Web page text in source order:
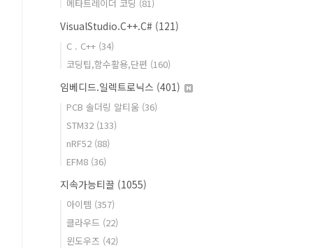
메타트레이더 코딩 (81)
VisualStudio.C++.C# (121)
C . C++ (34)
코딩팁,함수활용,단편 (160)
임베디드.일렉트로닉스 (401)
PCB 솔더링 알티움 (36)
STM32 (133)
nRF52 (88)
EFM8 (36)
지속가능티끌 (1055)
아이템 (357)
클라우드 (22)
윈도우즈 (42)